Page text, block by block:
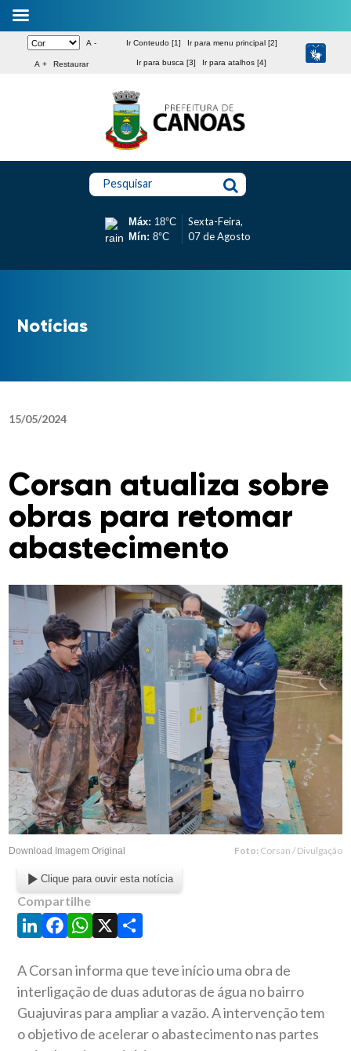
A -
A + Restaurar
Ir Conteudo [1] Ir para menu principal [2]
Ir para busca [3] Ir para atalhos [4]
Pesquisar
Máx: 18°C
Mín: 8°C
Sexta-Feira,
07 de Agosto
Notícias
15/05/2024
Corsan atualiza sobre
obras para retomar
abastecimento
Download Imagem Original Foto: Corsan / Divulgação
Clique para ouvir esta notícia
Compartilhe
LinkedIn
Facebook
WhatsApp
X Share
A Corsan informa que teve início uma obra de
interligação de duas adutoras de água no bairro
Guajuviras para ampliar a vazão. A intervenção tem
o objetivo de acelerar o abastecimento nas partes